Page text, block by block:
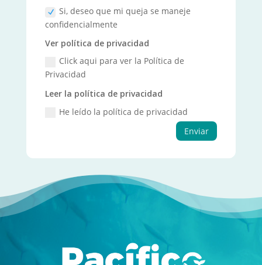
Si, deseo que mi queja se maneje
confidencialmente
Ver política de privacidad
Click aqui para ver la Política de
Privacidad
Leer la política de privacidad
He leído la política de privacidad
Enviar